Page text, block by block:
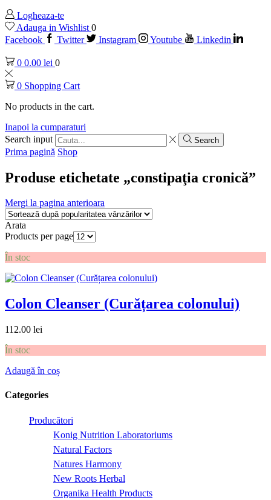
Logheaza-te
Adauga in Wishlist 0
Facebook
Twitter Instagram Youtube Linkedin
0 0.00 lei 0
0 Shopping Cart
No products in the cart.
Inapoi la cumparaturi
Search input
Search
Prima pagină Shop
Produse etichetate „constipaţia cronică”
Mergi la pagina anterioara
Arata
Products per page
În stoc
Colon Cleanser (Curățarea colonului)
112.00 lei
În stoc
Adaugă în coș
Categories
Producători
Konig Nutrition Laboratoriums
Natural Factors
Natures Harmony
New Roots Herbal
Organika Health Products